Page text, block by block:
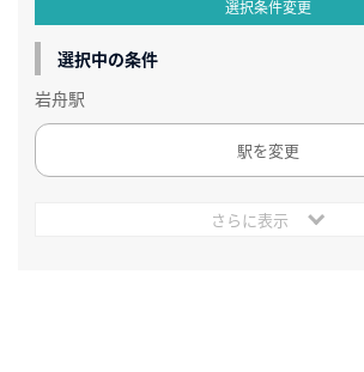
選択条件変更
選択中の条件
岩舟駅
駅を変更
さらに表示